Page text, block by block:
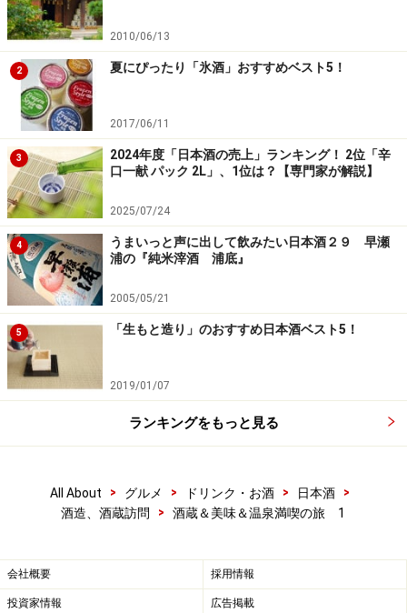
2010/06/13
2 夏にぴったり「氷酒」おすすめベスト5！
2017/06/11
3
2024年度「日本酒の売上」ランキング！ 2位「辛
口一献 パック 2L」、1位は？【専門家が解説】
2025/07/24
4
うまいっと声に出して飲みたい日本酒２９ 早瀬
浦の『純米滓酒 浦底』
2005/05/21
5 「生もと造り」のおすすめ日本酒ベスト5！
2019/01/07
ランキングをもっと見る
All About > グルメ > ドリンク・お酒 > 日本酒
>
酒造、酒蔵訪問
> 酒蔵＆美味＆温泉満喫の旅 1
会社概要 採用情報
投資家情報 広告掲載